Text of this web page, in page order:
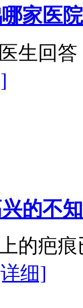
家医
生回
的不
疤痕
细]